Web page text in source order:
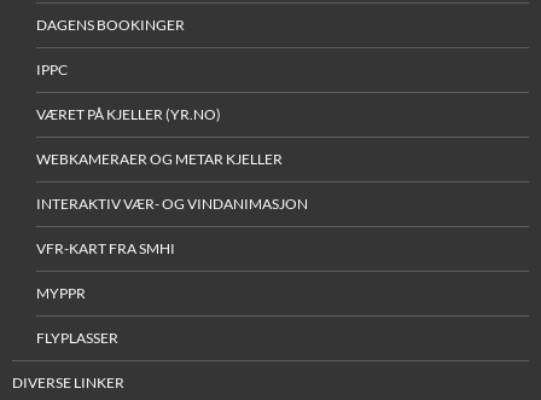
DAGENS BOOKINGER
IPPC
VÆRET PÅ KJELLER (YR.NO)
WEBKAMERAER OG METAR KJELLER
INTERAKTIV VÆR- OG VINDANIMASJON
VFR-KART FRA SMHI
MYPPR
FLYPLASSER
DIVERSE LINKER